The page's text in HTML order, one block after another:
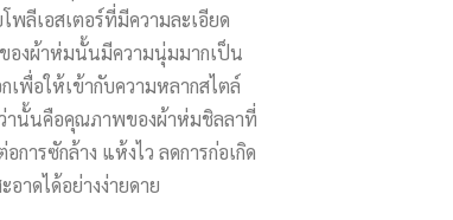
พลีเอสเตอร์ที่มีความละเอียด
องผ้าห่มนั้นมีความนุ่มมากเป็น
พื่อให้เข้ากับความหลากสไตล์
านั้นคือคุณภาพของผ้าห่มชิลลาที่
ารซักล้าง แห้งไว ลดการก่อเกิด
าดได้อย่างง่ายดาย